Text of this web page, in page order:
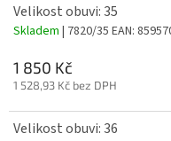
Velikost obuvi: 35
Skladem | 7820/35 EAN:
1 850 Kč
1 528,93 Kč bez DPH
Velikost obuvi: 36